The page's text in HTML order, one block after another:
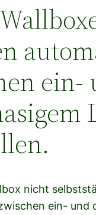
ein-
nicht
ein- und